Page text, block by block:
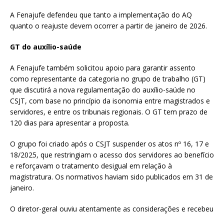
A Fenajufe defendeu que tanto a implementação do AQ
quanto o reajuste devem ocorrer a partir de janeiro de 2026.
GT do auxílio-saúde
A Fenajufe também solicitou apoio para garantir assento
como representante da categoria no grupo de trabalho (GT)
que discutirá a nova regulamentação do auxílio-saúde no
CSJT, com base no princípio da isonomia entre magistrados e
servidores, e entre os tribunais regionais. O GT tem prazo de
120 dias para apresentar a proposta.
O grupo foi criado após o CSJT suspender os atos nº 16, 17 e
18/2025, que restringiam o acesso dos servidores ao benefício
e reforçavam o tratamento desigual em relação à
magistratura. Os normativos haviam sido publicados em 31 de
janeiro.
O diretor-geral ouviu atentamente as considerações e recebeu